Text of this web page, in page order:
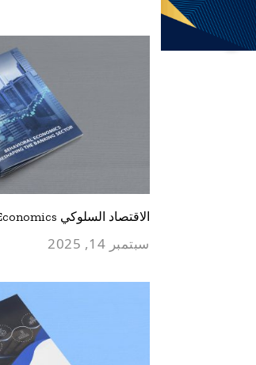
الاقتصاد السلوكي Behavioral Economics
سبتمبر 14, 2025